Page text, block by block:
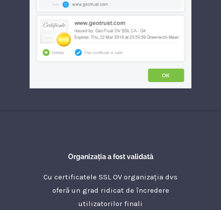
Organizația a fost validată
Cu certificatele SSL OV organizația dvs
oferă un grad ridicat de încredere
utilizatorilor finali